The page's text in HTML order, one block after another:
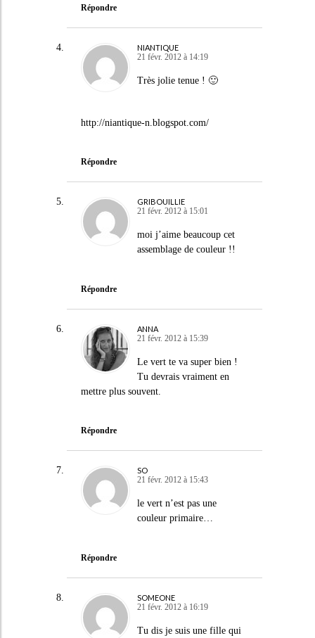
Répondre
NIANTIQUE
21 févr. 2012 à 14:19
Très jolie tenue ! 🙂
http://niantique-n.blogspot.com/
Répondre
GRIBOUILLIE
21 févr. 2012 à 15:01
moi j’aime beaucoup cet
assemblage de couleur !!
Répondre
ANNA
21 févr. 2012 à 15:39
Le vert te va super bien !
Tu devrais vraiment en
mettre plus souvent.
Répondre
SO
21 févr. 2012 à 15:43
le vert n’est pas une
couleur primaire…
Répondre
SOMEONE
21 févr. 2012 à 16:19
Tu dis je suis une fille qui